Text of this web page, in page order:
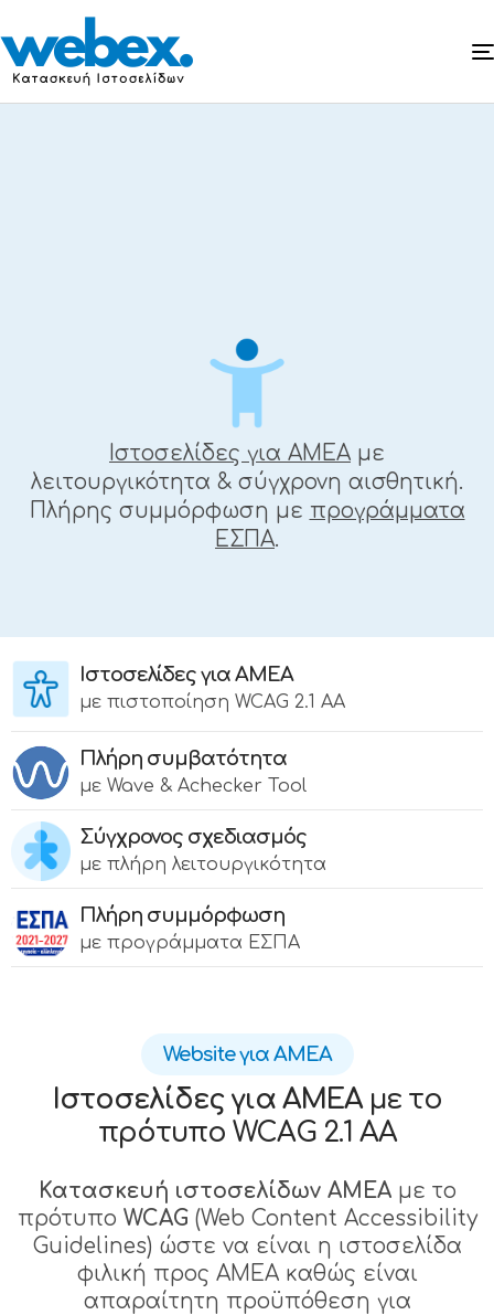
Ιστοσελίδες για ΑΜΕΑ με
λειτουργικότητα & σύγχρονη αισθητική.
Πλήρης συμμόρφωση με προγράμματα
ΕΣΠΑ.
Ιστοσελίδες για ΑΜΕΑ
με πιστοποίηση WCAG 2.1 AA
Πλήρη συμβατότητα
με Wave & Achecker Tool
Σύγχρονος σχεδιασμός
με πλήρη λειτουργικότητα
Πλήρη συμμόρφωση
με προγράμματα ΕΣΠΑ
Website για ΑΜΕΑ
Ιστοσελίδες για ΑΜΕΑ με το
πρότυπο WCAG 2.1 AA
Κατασκευή ιστοσελίδων ΑΜΕΑμε το
πρότυπο WCAG(Web Content Accessibility
Guidelines) ώστε να είναι η ιστοσελίδα
φιλική προς ΑΜΕΑ καθώς είναι
απαραίτητη προϋπόθεση για